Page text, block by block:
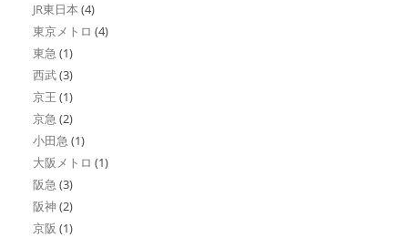
JR東日本 (4)
東京メトロ (4)
東急 (1)
西武(3)
京王 (1)
京急 (2)
小田急 (1)
大阪メトロ (1)
阪急 (3)
阪神 (2)
京阪 (1)